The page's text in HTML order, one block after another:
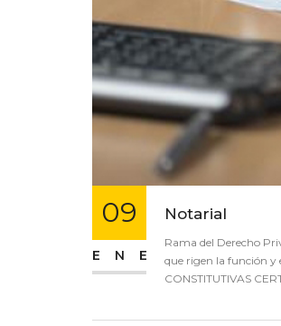
09
ENE
Notarial
Rama del Derecho
que rigen la función y
CONSTITUTIVAS